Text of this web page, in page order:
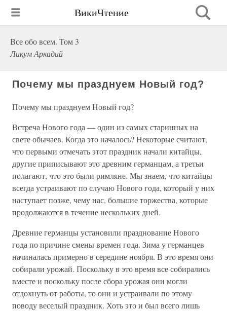
ВикиЧтение
Все обо всем. Том 3
Ликум Аркадий
Почему мы празднуем Новый год?
Почему мы празднуем Новый год?
Встреча Нового года — один из самых старинных на
свете обычаев. Когда это началось? Некоторые считают,
что первыми отмечать этот праздник начали китайцы,
другие приписывают это древним германцам, а третьи
полагают, что это были римляне. Мы знаем, что китайцы
всегда устраивают по случаю Нового года, который у них
наступает позже, чему нас, большие торжества, которые
продолжаются в течение нескольких дней.
Древние германцы установили празднование Нового
года по причине смены времен года. Зима у германцев
начиналась примерно в середине ноября. В это время они
собирали урожай. Поскольку в это время все собирались
вместе и поскольку после сбора урожая они могли
отдохнуть от работы, то они и устраивали по этому
поводу веселый праздник. Хоть это и был всего лишь